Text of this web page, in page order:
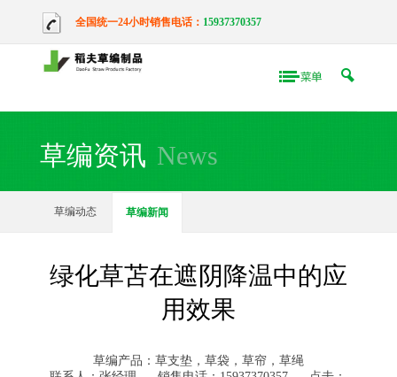
全国统一24小时销售电话： 15937370357
草编资讯 News
草编动态 草编新闻
绿化草苫在遮阴降温中的应
用效果
草编产品：草支垫，草袋，草帘，草绳